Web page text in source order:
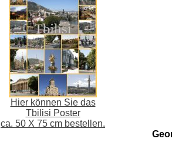
Hier können Sie das
Tbilisi Poster
ca. 50 X 75 cm bestellen.